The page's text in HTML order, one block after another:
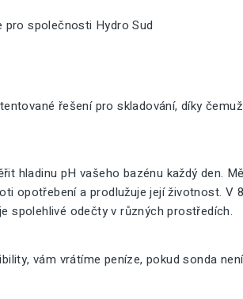
společnosti Hydro Sud
řešení pro skladování, díky
hladinu pH vašeho bazénu každý den.
opotřebení a prodlužuje její životnost. V
spolehlivé odečty v různých prostředích.
vám vrátíme peníze, pokud sonda